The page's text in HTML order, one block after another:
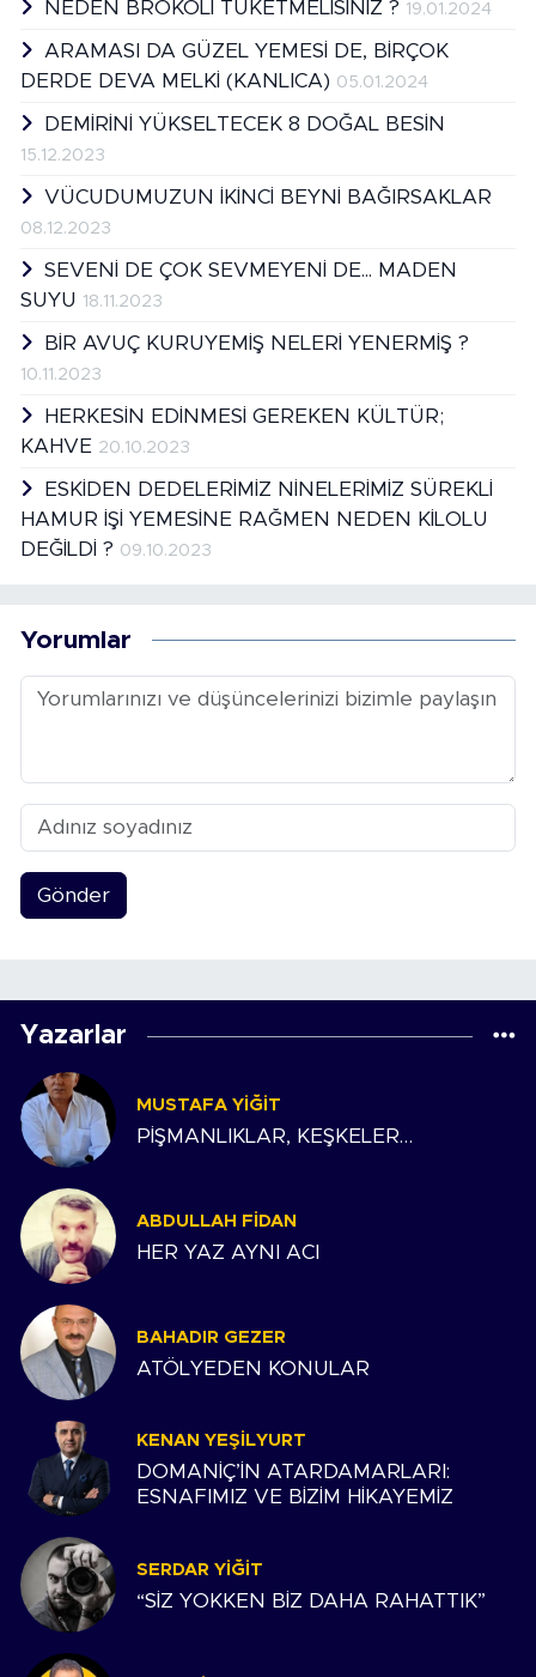
NEDEN BROKOLİ TÜKETMELİSİNİZ ? 19.01.2024
ARAMASI DA GÜZEL YEMESİ DE, BİRÇOK
DERDE DEVA MELKİ (KANLICA) 05.01.2024
DEMİRİNİ YÜKSELTECEK 8 DOĞAL BESİN
15.12.2023
VÜCUDUMUZUN İKİNCİ BEYNİ BAĞIRSAKLAR
08.12.2023
SEVENİ DE ÇOK SEVMEYENİ DE... MADEN
SUYU 18.11.2023
BİR AVUÇ KURUYEMİŞ NELERİ YENERMİŞ ?
10.11.2023
HERKESİN EDİNMESİ GEREKEN KÜLTÜR;
KAHVE 20.10.2023
ESKİDEN DEDELERİMİZ NİNELERİMİZ SÜREKLİ
HAMUR İŞİ YEMESİNE RAĞMEN NEDEN KİLOLU
DEĞİLDİ ? 09.10.2023
Yorumlar
Gönder
Yazarlar
MUSTAFA YIĞIT
PİŞMANLIKLAR, KEŞKELER…
ABDULLAH FIDAN
HER YAZ AYNI ACI
BAHADIR GEZER
ATÖLYEDEN KONULAR
KENAN YEŞILYURT
DOMANİÇ’İN ATARDAMARLARI:
ESNAFIMIZ VE BİZİM HİKAYEMİZ
SERDAR YIĞIT
“SİZ YOKKEN BİZ DAHA RAHATTIK”